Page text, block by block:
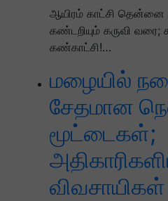
ஆயிரம் காட்சி தென்னை
கண்டறியும் கருவி
கண்காட்சி!…
மழையில்
சேதமான
மூட்டைகள்;